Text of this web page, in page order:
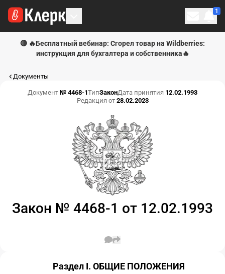
1
🔴 🔥Бесплатный вебинар: Сгорел товар на Wildberries:
инструкция для бухгалтера и собственника🔥
Документы
Документ № 4468-1ТипЗаконДата принятия 12.02.1993
Редакция от 28.02.2023
Закон № 4468-1 от 12.02.1993
Раздел I. ОБЩИЕ ПОЛОЖЕНИЯ